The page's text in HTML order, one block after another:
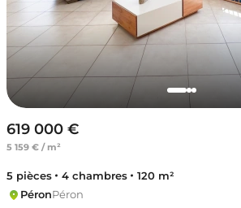
619 000 €
5 159 € / m²
5 pièces 4 chambres
120 m²
PéronPéron